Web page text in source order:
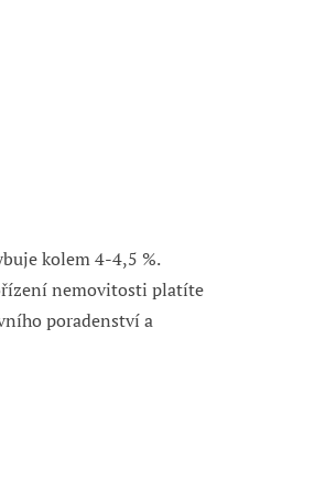
kolem 4-4,5 %.
nemovitosti platíte
poradenství a